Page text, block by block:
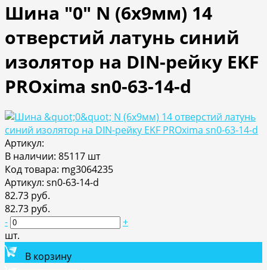
Шина "0" N (6х9мм) 14
отверстий латунь синий
изолятор на DIN-рейку EKF
PROxima sn0-63-14-d
Артикул:
В наличии: 85117 шт
Код товара: mg3064235
Артикул: sn0-63-14-d
82.73 руб.
82.73 руб.
-
+
шт.
В корзину